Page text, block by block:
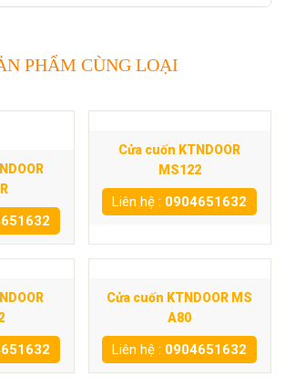
PHẨM CÙNG LOẠI
Cửa cuốn KTNDOOR
MS122
Liên hệ : 0904651632
Cửa cuốn KTNDOOR MS
A80
Liên hệ : 0904651632